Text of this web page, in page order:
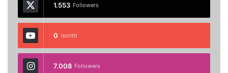
1.553 Followers
0 Iscritti
7.008 Followers